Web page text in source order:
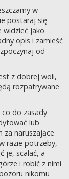
w
postaraj się
widzieć jako
opis i zamieść
od
z dobrej woli,
rozpatrywane
do zasady
lub
za naruszające
razie potrzeby,
je, scalać, a
i robić z nimi
nikomu